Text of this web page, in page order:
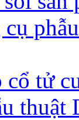
cổ tử
thuật